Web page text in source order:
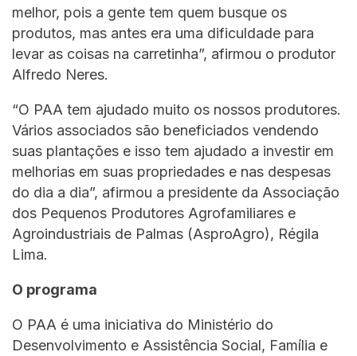
melhor, pois a gente tem quem busque os
produtos, mas antes era uma dificuldade para
levar as coisas na carretinha”, afirmou o produtor
Alfredo Neres.
“O PAA tem ajudado muito os nossos produtores.
Vários associados são beneficiados vendendo
suas plantações e isso tem ajudado a investir em
melhorias em suas propriedades e nas despesas
do dia a dia”, afirmou a presidente da Associação
dos Pequenos Produtores Agrofamiliares e
Agroindustriais de Palmas (AsproAgro), Régila
Lima.
O programa
O PAA é uma iniciativa do Ministério do
Desenvolvimento e Assistência Social, Família e